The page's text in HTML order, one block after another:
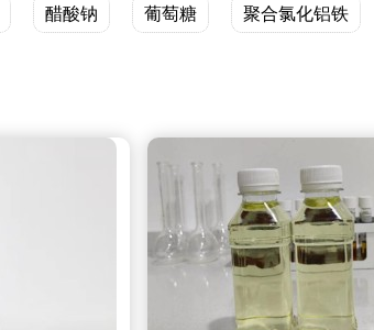
醋酸钠 葡萄糖 聚合氯化铝铁